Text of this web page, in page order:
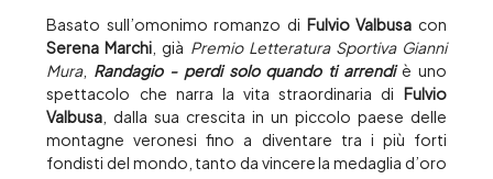
Basato sull’omonimo romanzo di Fulvio Valbusa
Serena Marchi, già Premio Letteratura Sportiva Gianni
Mura, Randagio - perdi solo quando ti arrendi è uno
spettacolo che narra la vita straordinaria di Fulvio
Valbusa, dalla sua crescita in un piccolo paese delle
montagne veronesi fino a diventare tra i più forti
fondisti del mondo, tanto da vincere la medaglia d’oro